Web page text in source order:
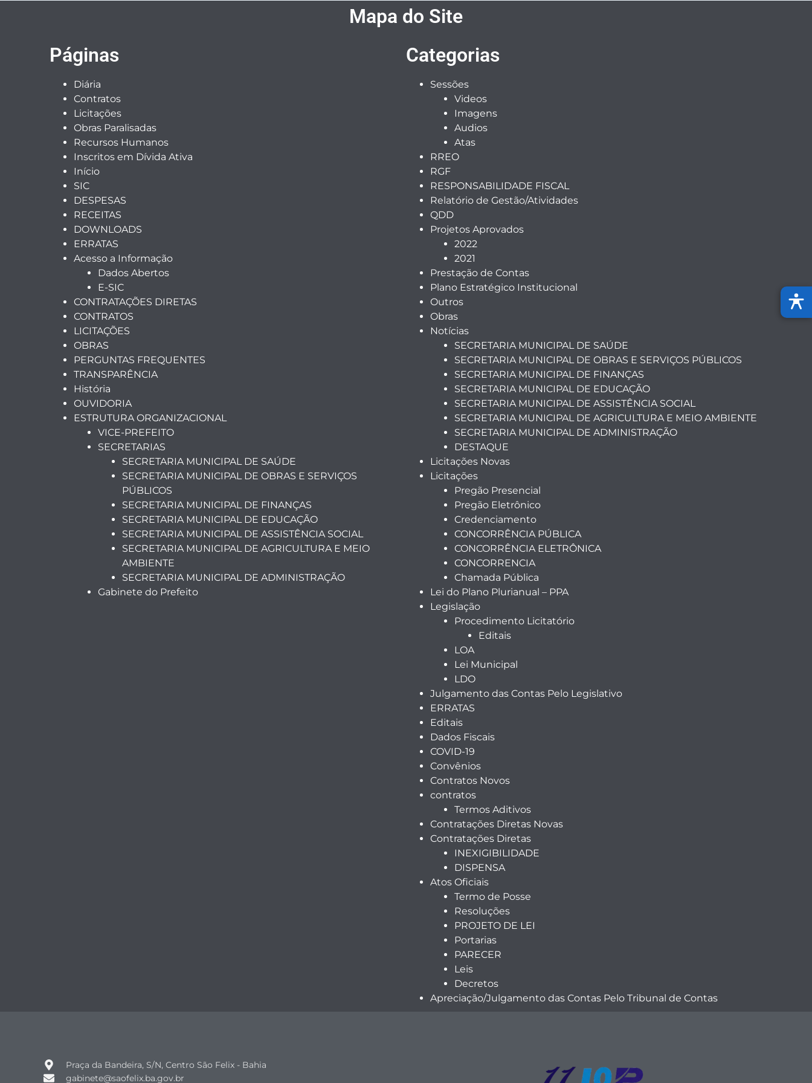
Mapa do Site
Páginas
Diária
Contratos
Licitações
Obras Paralisadas
Recursos Humanos
Inscritos em Dívida Ativa
Início
SIC
DESPESAS
RECEITAS
DOWNLOADS
ERRATAS
Acesso a Informação
Dados Abertos
E-SIC
CONTRATAÇÕES DIRETAS
CONTRATOS
LICITAÇÕES
OBRAS
PERGUNTAS FREQUENTES
TRANSPARÊNCIA
História
OUVIDORIA
ESTRUTURA ORGANIZACIONAL
VICE-PREFEITO
SECRETARIAS
SECRETARIA MUNICIPAL DE SAÚDE
SECRETARIA MUNICIPAL DE OBRAS E SERVIÇOS
PÚBLICOS
SECRETARIA MUNICIPAL DE FINANÇAS
SECRETARIA MUNICIPAL DE EDUCAÇÃO
SECRETARIA MUNICIPAL DE ASSISTÊNCIA SOCIAL
SECRETARIA MUNICIPAL DE AGRICULTURA E MEIO
AMBIENTE
SECRETARIA MUNICIPAL DE ADMINISTRAÇÃO
Gabinete do Prefeito
Categorias
Sessões
Videos
Imagens
Audios
Atas
RREO
RGF
RESPONSABILIDADE FISCAL
Relatório de Gestão/Atividades
QDD
Projetos Aprovados
2022
2021
Prestação de Contas
Plano Estratégico Institucional
Outros
Obras
Notícias
SECRETARIA MUNICIPAL DE SAÚDE
SECRETARIA MUNICIPAL DE OBRAS E SERVIÇOS PÚBLICOS
SECRETARIA MUNICIPAL DE FINANÇAS
SECRETARIA MUNICIPAL DE EDUCAÇÃO
SECRETARIA MUNICIPAL DE ASSISTÊNCIA SOCIAL
SECRETARIA MUNICIPAL DE AGRICULTURA E MEIO AMBIENTE
SECRETARIA MUNICIPAL DE ADMINISTRAÇÃO
DESTAQUE
Licitações Novas
Licitações
Pregão Presencial
Pregão Eletrônico
Credenciamento
CONCORRÊNCIA PÚBLICA
CONCORRÊNCIA ELETRÔNICA
CONCORRENCIA
Chamada Pública
Lei do Plano Plurianual – PPA
Legislação
Procedimento Licitatório
Editais
LOA
Lei Municipal
LDO
Julgamento das Contas Pelo Legislativo
ERRATAS
Editais
Dados Fiscais
COVID-19
Convênios
Contratos Novos
contratos
Termos Aditivos
Contratações Diretas Novas
Contratações Diretas
INEXIGIBILIDADE
DISPENSA
Atos Oficiais
Termo de Posse
Resoluções
PROJETO DE LEI
Portarias
PARECER
Leis
Decretos
Apreciação/Julgamento das Contas Pelo Tribunal de Contas
Praça da Bandeira, S/N, Centro São Felix - Bahia
gabinete@saofelix.ba.gov.br